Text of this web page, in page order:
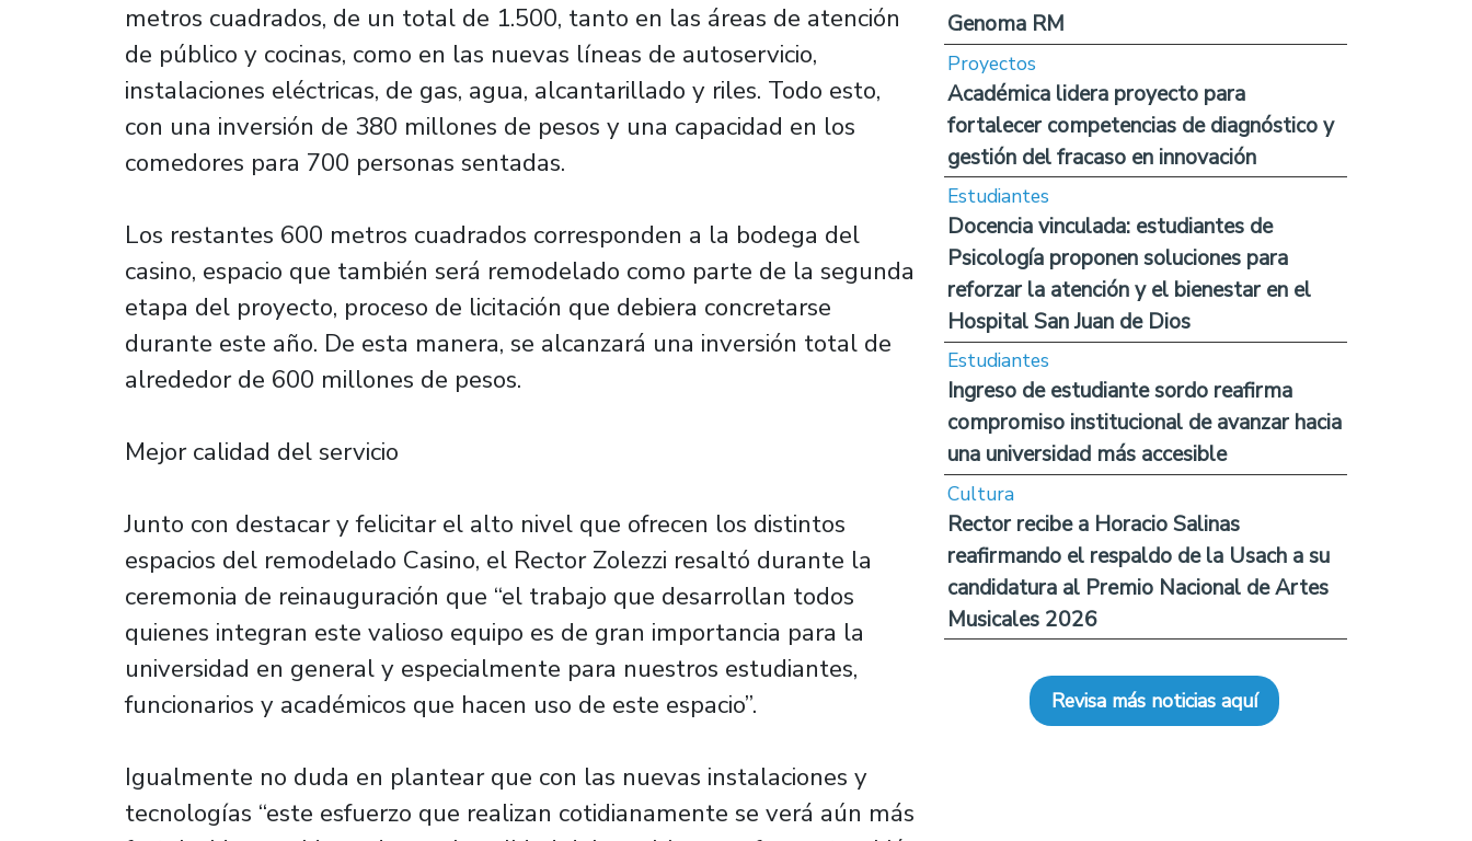
metros cuadrados, de un total de 1.500, tanto en las áreas de atención
de público y cocinas, como en las nuevas líneas de autoservicio,
instalaciones eléctricas, de gas, agua, alcantarillado y riles. Todo esto,
con una inversión de 380 millones de pesos y una capacidad en los
comedores para 700 personas sentadas.
Los restantes 600 metros cuadrados corresponden a la bodega del
casino, espacio que también será remodelado como parte de la segunda
etapa del proyecto, proceso de licitación que debiera concretarse
durante este año. De esta manera, se alcanzará una inversión total de
alrededor de 600 millones de pesos.
Mejor calidad del servicio
Junto con destacar y felicitar el alto nivel que ofrecen los distintos
espacios del remodelado Casino, el Rector Zolezzi resaltó durante la
ceremonia de reinauguración que “el trabajo que desarrollan todos
quienes integran este valioso equipo es de gran importancia para la
universidad en general y especialmente para nuestros estudiantes,
funcionarios y académicos que hacen uso de este espacio”.
Igualmente no duda en plantear que con las nuevas instalaciones y
tecnologías “este esfuerzo que realizan cotidianamente se verá aún más
Genoma RM
Proyectos
Académica lidera proyecto para
fortalecer competencias de diagnóstico y
gestión del fracaso en innovación
Estudiantes
Docencia vinculada: estudiantes de
Psicología proponen soluciones para
reforzar la atención y el bienestar en el
Hospital San Juan de Dios
Estudiantes
Ingreso de estudiante sordo reafirma
compromiso institucional de avanzar hacia
una universidad más accesible
Cultura
Rector recibe a Horacio Salinas
reafirmando el respaldo de la Usach a su
candidatura al Premio Nacional de Artes
Musicales 2026
Revisa más noticias aquí